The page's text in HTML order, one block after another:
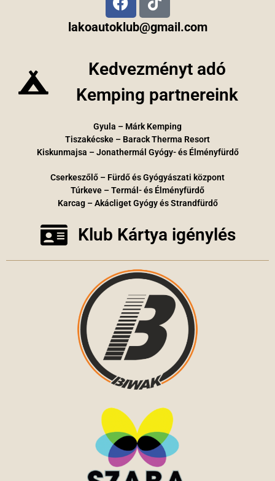
lakoautoklub@gmail.com
Kedvezményt adó
Kemping partnereink
Gyula – Márk Kemping
Tiszakécske – Barack Therma Resort
Kiskunmajsa – Jonathermál Gyógy- és Élményfürdő
Cserkeszőlő – Fürdő és Gyógyászati központ
Túrkeve – Termál- és Élményfürdő
Karcag – Akácliget Gyógy és Strandfürdő
Klub Kártya igénylés